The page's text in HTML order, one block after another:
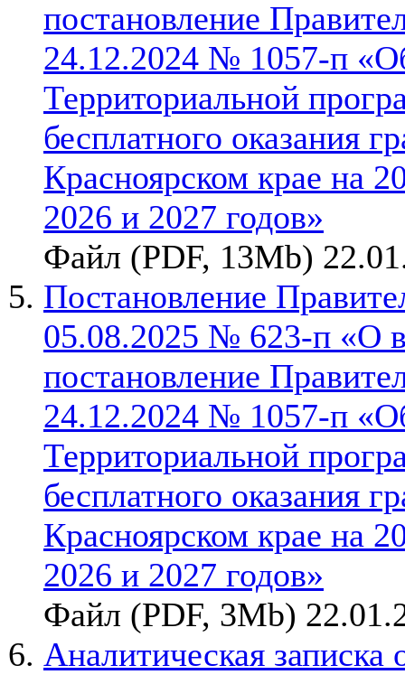
постановление
24.12.2024 № 1057-п
Территориальной
бесплатного оказания
Красноярском крае на
2026 и 2027 годов»
Файл (PDF, 13Mb)
Постановление
05.08.2025 № 623-п «О
постановление
24.12.2024 № 1057-п
Территориальной
бесплатного оказания
Красноярском крае на
2026 и 2027 годов»
Файл (PDF, 3Mb)
Аналитическая записка